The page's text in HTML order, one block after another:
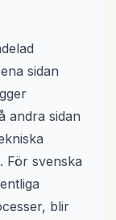
sidan
andra sidan
För svenska
blir